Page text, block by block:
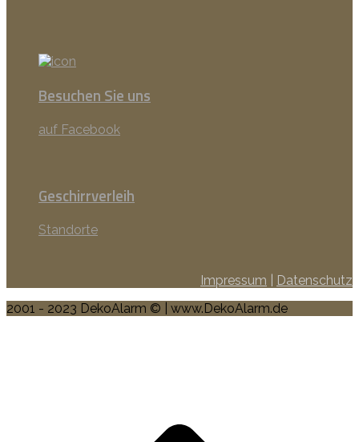
Besuchen Sie uns
auf Facebook
Geschirrverleih
Standorte
Impressum
Datenschutz
2001 - 2023 DekoAlarm © | www.DekoAlarm.de